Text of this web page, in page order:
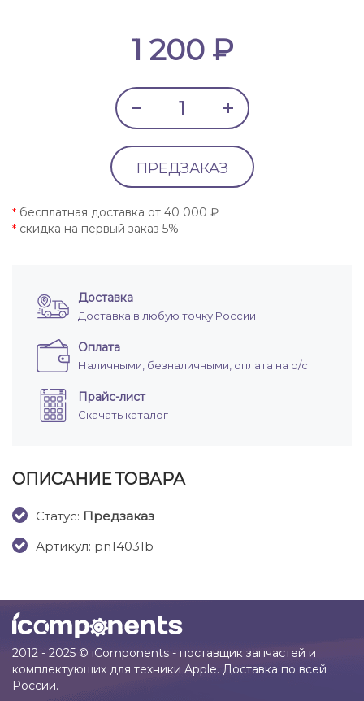
1 200 ₽
ПРЕДЗАКАЗ
* бесплатная доставка от 40 000 ₽
* скидка на первый заказ 5%
Доставка
Доставка в любую точку России
Оплата
Наличными, безналичными, оплата на р/с
Прайс-лист
Скачать каталог
ОПИСАНИЕ ТОВАРА
Cтатус: Предзаказ
Артикул: pn14031b
2012 - 2025 © iComponents - поставщик запчастей и
комплектующих для техники Apple. Доставка по всей
России.